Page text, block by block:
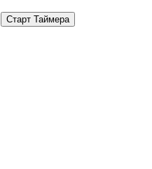
Старт Таймера